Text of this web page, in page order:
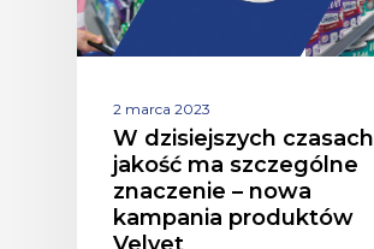
2 marca 2023
W dzisiejszych czasach
jakość ma szczególne
znaczenie – nowa
kampania produktów